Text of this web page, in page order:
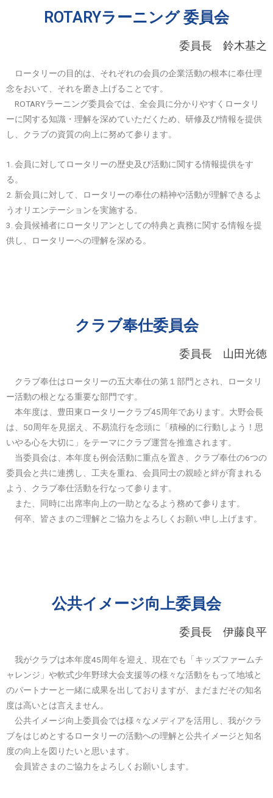
ROTARYラーニング 委員会
委員長 鈴木基之
ロータリーの目的は、それぞれの会員の企業活動の根本に奉仕理
念をおいて、それを磨き上げることです。
ROTARYラーニング委員会では、全会員に分かりやすくロータリ
ーに関する知識・理解を深めていただくため、研修及び情報を提供
し、クラブの資質の向上に努めて参ります。
1. 会員に対してロータリーの歴史及び活動に関する情報提供をす
る。
2. 新会員に対して、ロータリーの奉仕の精神や活動が理解できるよ
うオリエンテーションを実施する。
3. 会員候補者にロータリアンとしての特典と責務に関する情報を提
供し、ロータリーへの理解を深める。
クラブ奉仕委員会
委員長 山田光徳
クラブ奉仕はロータリーの五大奉仕の第１部門とされ、ロータリ
ー活動の根となる重要な部門です。
本年度は、豊田東ロータリークラブ45周年であります。大野会長
は、50周年を見据え、不易流行を念頭に「積極的に行動しよう！思
いやる心を大切に」をテーマにクラブ運営を推進されます。
当委員会は、本年度も例会活動に重点を置き、クラブ奉仕の6つの
委員会と共に連携し、工夫を重ね、会員同士の親睦と絆が育まれる
よう、クラブ奉仕活動を行なって参ります。
また、同時に出席率向上の一助となるよう務めて参ります。
何卒、皆さまのご理解とご協力をよろしくお願い申し上げます。
公共イメージ向上委員会
委員長 伊藤良平
我がクラブは本年度45周年を迎え、現在でも「キッズファームチ
ャレンジ」や軟式少年野球大会支援等の様々な活動をもって地域と
のパートナーと一緒に成果を出しておりますが、まだまだその知名
度は高いとは言えません。
公共イメージ向上委員会では様々なメディアを活用し、我がクラ
ブをはじめとするロータリーの活動への理解と公共イメージと知名
度の向上を図りたいと思います。
会員皆さまのご協力をよろしくお願いします。